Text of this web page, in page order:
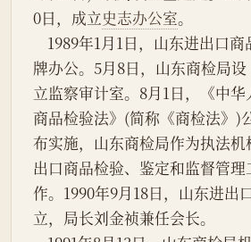
0日，成立史志办公室。
牌办公。5月8日，山东商检局设
立监察审计室。8月1日，《中
商品检验法》(简称《商检法》)
布实施，山东商检局作为执法
出口商品检验、鉴定和监督管理
作。1990年9月18日，山东进出
立，局长刘金祯兼任会长。